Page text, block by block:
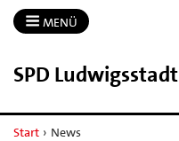
MENÜ
SPD Ludwigsstadt
Start › News